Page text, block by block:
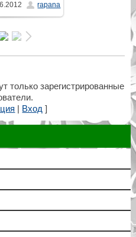
/ 304.8Kbrapana
только зарегистрированные
Вход ]